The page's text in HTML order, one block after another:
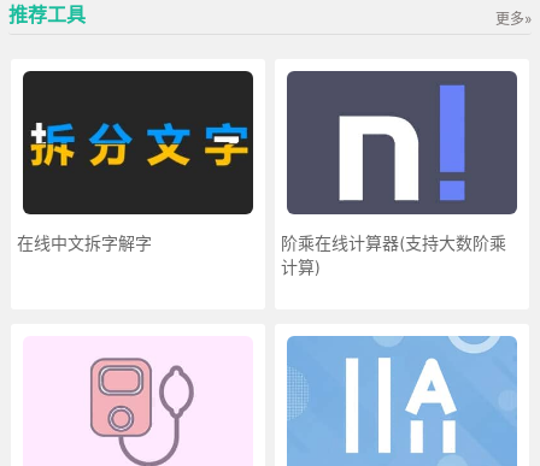
推荐工具 更多»
在线中文拆字解字
阶乘在线计算器(支持大数阶乘
计算)